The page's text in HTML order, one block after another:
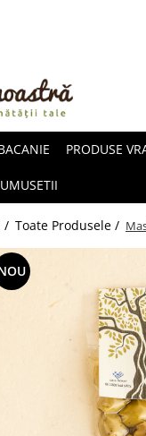
PRODUSE
/ Toate Produsele /